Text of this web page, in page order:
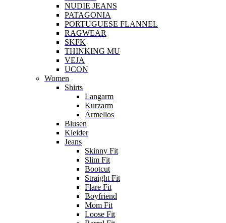
NUDIE JEANS
PATAGONIA
PORTUGUESE FLANNEL
RAGWEAR
SKFK
THINKING MU
VEJA
UCON
Women
Shirts
Langarm
Kurzarm
Ärmellos
Blusen
Kleider
Jeans
Skinny Fit
Slim Fit
Bootcut
Straight Fit
Flare Fit
Boyfriend
Mom Fit
Loose Fit